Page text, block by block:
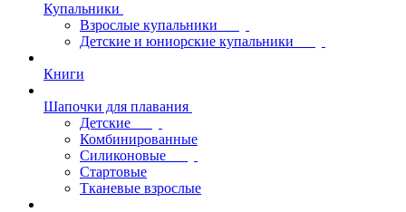
Купальники
Взрослые купальники
Детские и юниорские купальники
Книги
Шапочки для плавания
Детские
Комбинированные
Силиконовые
Стартовые
Тканевые взрослые